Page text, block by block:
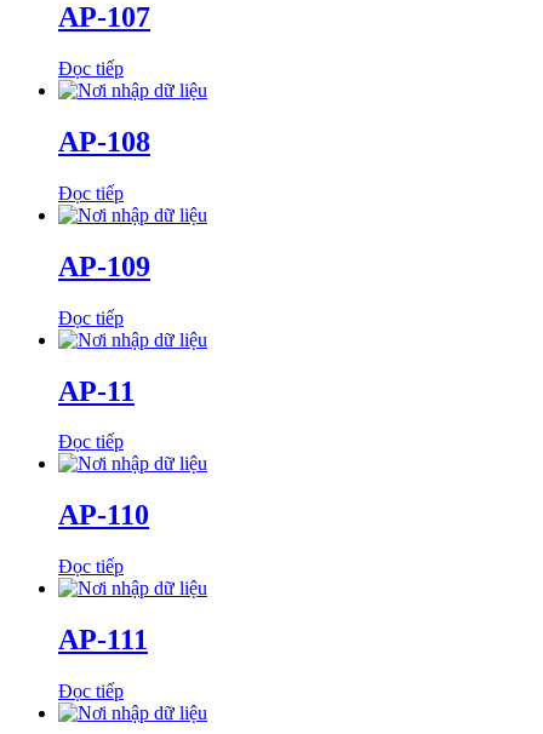
AP-107
Đọc tiếp
AP-108
Đọc tiếp
AP-109
Đọc tiếp
AP-11
Đọc tiếp
AP-110
Đọc tiếp
AP-111
Đọc tiếp